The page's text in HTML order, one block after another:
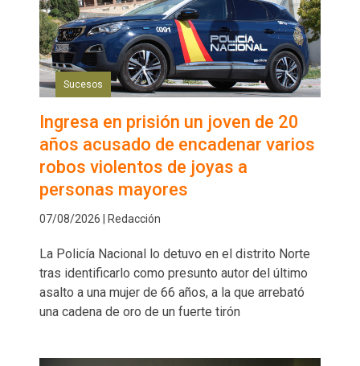
Sucesos
Ingresa en prisión un joven de 20
años acusado de encadenar varios
robos violentos de joyas a
personas mayores
07/08/2026 | Redacción
La Policía Nacional lo detuvo en el distrito Norte
tras identificarlo como presunto autor del último
asalto a una mujer de 66 años, a la que arrebató
una cadena de oro de un fuerte tirón